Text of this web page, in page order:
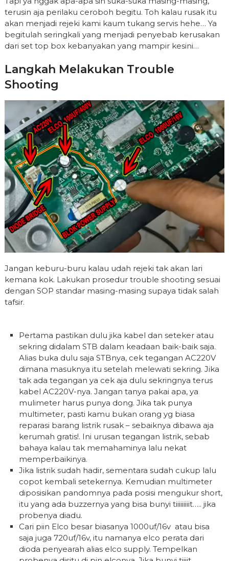
terusin aja perilaku ceroboh begitu. Toh kalau rusak itu
akan menjadi rejeki kami kaum tukang servis hehe… Ya
begitulah seringkali yang menjadi penyebab kerusakan
dari set top box kebanyakan yang mampir kesini…
Langkah Melakukan Trouble
Shooting
Jangan keburu-buru kalau udah rejeki tak akan lari
kemana kok. Lakukan prosedur trouble shooting sesuai
dengan SOP standar masing-masing supaya tidak salah
tafsir.
Pertama pastikan dulu jika kabel dan seteker atau
sekring didalam STB dalam keadaan baik-baik saja.
Alias buka dulu saja STBnya, cek tegangan AC220V
dimana masuknya itu setelah melewati sekring. Jika
tak ada tegangan ya cek aja dulu sekringnya terus
kabel AC220V-nya. Jangan tanya pakai apa, ya
mulimeter harus punya dong. Jika tak punya
multimeter, pasti kamu bukan orang yg biasa
reparasi barang listrik rusak – sebaiknya dibawa aja
kerumah gratis!. Ini urusan tegangan listrik, sebab
bahaya kalau tak memahaminya lalu nekat
memperbaikinya.
Jika listrik sudah hadir, sementara sudah cukup lalu
copot kembali setekernya. Kemudian multimeter
diposisikan pandomnya pada posisi mengukur short,
itu yang ada buzzernya yang bisa bunyi tiiiiiiiiit….. jika
probenya diadu.
Cari piin Elco besar biasanya 1000uf/16v atau bisa
saja juga 720uf/16v, itu namanya elco perata dari
dioda penyearah alias elco supply. Tempelkan